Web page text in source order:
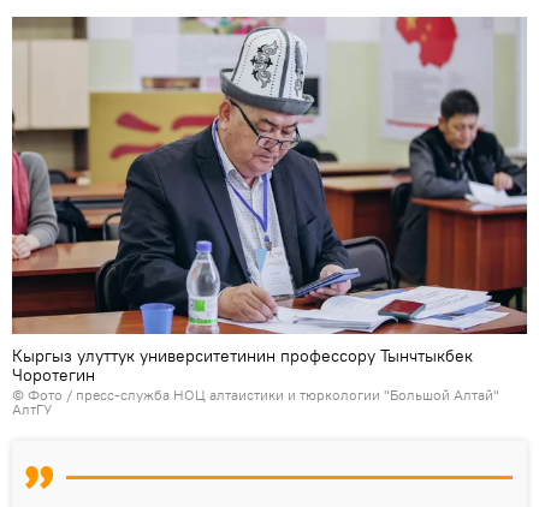
Кыргыз улуттук университетинин профессору Тынчтыкбек
Чоротегин
© Фото / пресс-служба НОЦ алтаистики и тюркологии "Большой Алтай"
АлтГУ